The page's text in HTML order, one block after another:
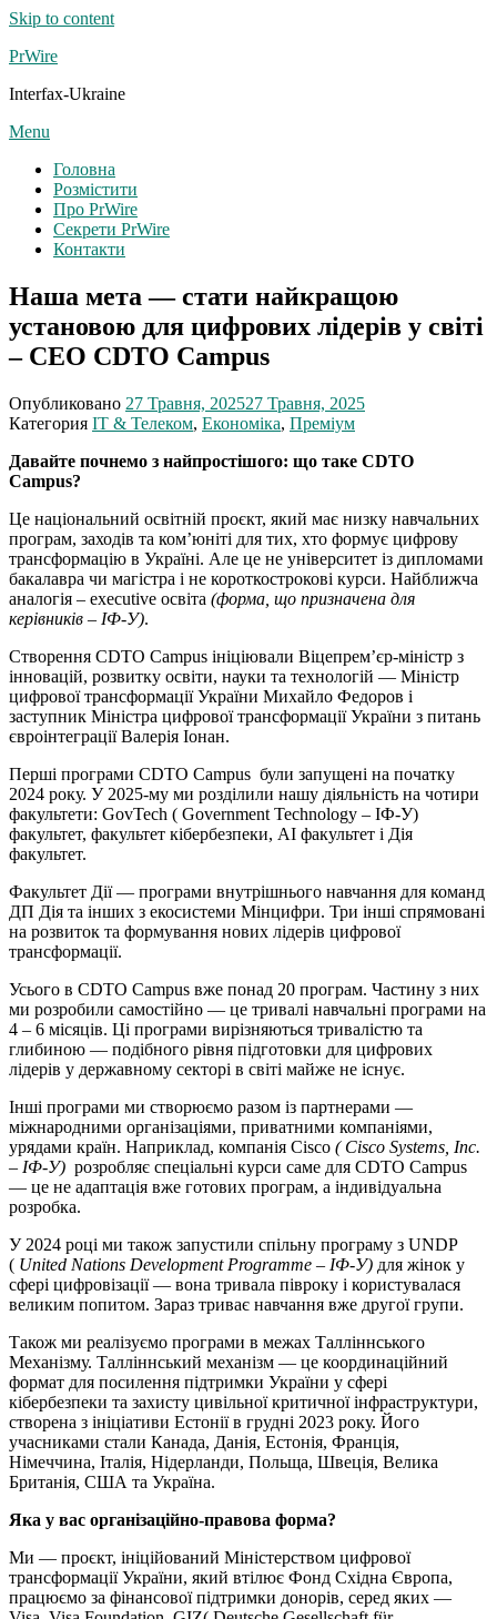
Skip to content
PrWire
Interfax-Ukraine
Menu
Головна
Розмістити
Про PrWire
Секрети PrWire
Контакти
Наша мета — стати найкращою
установою для цифрових лідерів у світі
– CEO CDTO Campus
Опубликовано 27 Травня, 202527 Травня, 2025
Категория IT & Телеком, Економіка, Преміум
Давайте почнемо з найпростішого: що таке CDTO
Campus?
Це національний освітній проєкт, який має низку навчальних
програм, заходів та ком’юніті для тих, хто формує цифрову
трансформацію в Україні. Але це не університет із дипломами
бакалавра чи магістра і не короткострокові курси. Найближча
аналогія – executive освіта (форма, що призначена для
керівників – ІФ-У).
Створення CDTO Campus ініціювали Віцепрем’єр-міністр з
інновацій, розвитку освіти, науки та технологій — Міністр
цифрової трансформації України Михайло Федоров і
заступник Міністра цифрової трансформації України з питань
євроінтеграції Валерія Іонан.
Перші програми CDTO Campus були запущені на початку
2024 року. У 2025-му ми розділили нашу діяльність на чотири
факультети: GovTech ( Government Technology – ІФ-У)
факультет, факультет кібербезпеки, AI факультет і Дія
факультет.
Факультет Дії — програми внутрішнього навчання для команд
ДП Дія та інших з екосистеми Мінцифри. Три інші спрямовані
на розвиток та формування нових лідерів цифрової
трансформації.
Усього в CDTO Campus вже понад 20 програм. Частину з них
ми розробили самостійно — це тривалі навчальні програми на
4 – 6 місяців. Ці програми вирізняються тривалістю та
глибиною — подібного рівня підготовки для цифрових
лідерів у державному секторі в світі майже не існує.
Інші програми ми створюємо разом із партнерами —
міжнародними організаціями, приватними компаніями,
урядами країн. Наприклад, компанія Cisco ( Cisco Systems, Inc.
– ІФ-У) розробляє спеціальні курси саме для CDTO Campus
— це не адаптація вже готових програм, а індивідуальна
розробка.
У 2024 році ми також запустили спільну програму з UNDP
( United Nations Development Programme – ІФ-У) для жінок у
сфері цифровізації — вона тривала півроку і користувалася
великим попитом. Зараз триває навчання вже другої групи.
Також ми реалізуємо програми в межах Талліннського
Механізму. Талліннський механізм — це координаційний
формат для посилення підтримки України у сфері
кібербезпеки та захисту цивільної критичної інфраструктури,
створена з ініціативи Естонії в грудні 2023 року. Його
учасниками стали Канада, Данія, Естонія, Франція,
Німеччина, Італія, Нідерланди, Польща, Швеція, Велика
Британія, США та Україна.
Яка у вас організаційно-правова форма?
Ми — проєкт, ініційований Міністерством цифрової
трансформації України, який втілює Фонд Східна Європа,
працюємо за фінансової підтримки донорів, серед яких —